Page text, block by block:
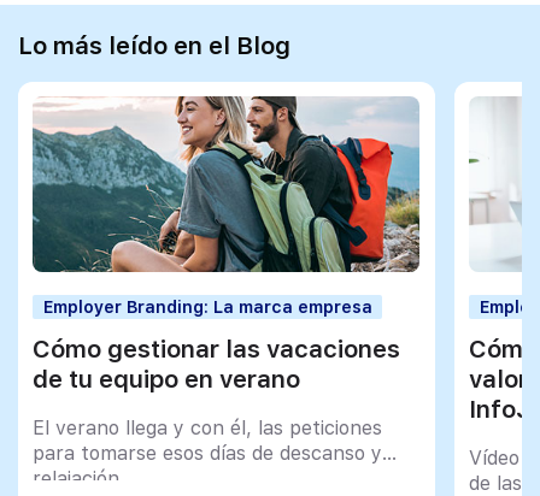
Lo más leído en el Blog
Employer Branding: La marca empresa
Cómo gestionar las vacaciones
de tu equipo en verano
El verano llega y con él, las peticiones
para tomarse esos días de descanso y
relajación
Vídeo
de las